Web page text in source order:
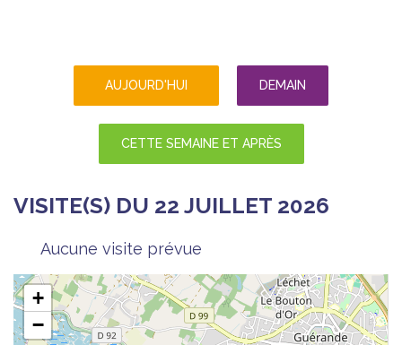
AUJOURD'HUI DEMAIN
CETTE SEMAINE ET APRÈS
VISITE(S) DU 22 JUILLET 2026
Aucune visite prévue
+
−